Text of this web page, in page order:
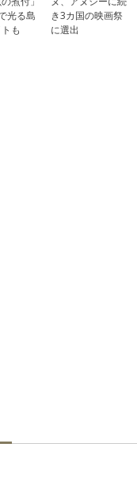
光る島
も
き3カ国の映画祭
に選出